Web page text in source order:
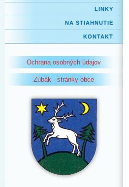
LINKY
NA STIAHNUTIE
KONTAKT
Ochrana osobných údajov
Zubák - stránky obce